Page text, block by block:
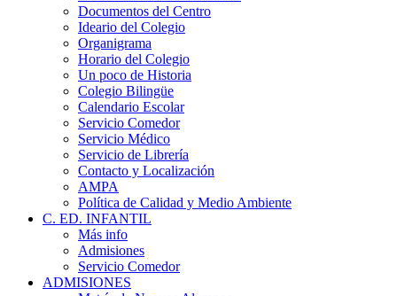
Documentos del Centro
Ideario del Colegio
Organigrama
Horario del Colegio
Un poco de Historia
Colegio Bilingüe
Calendario Escolar
Servicio Comedor
Servicio Médico
Servicio de Librería
Contacto y Localización
AMPA
Política de Calidad y Medio Ambiente
C. ED. INFANTIL
Más info
Admisiones
Servicio Comedor
ADMISIONES